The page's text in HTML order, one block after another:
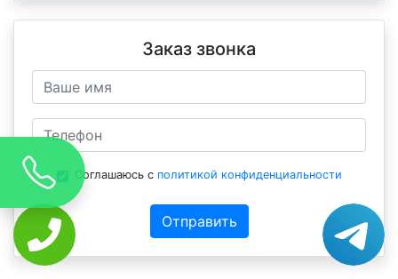
Заказ звонка
Соглашаюсь с политикой конфиденциальности
Отправить